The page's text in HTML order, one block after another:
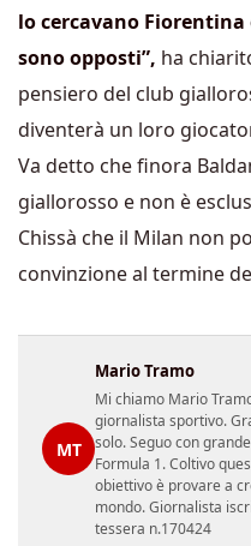
lo cercavano
sono opposti”, ha
pensiero del club
diventerà un loro
Va detto che finora
giallorosso e non è
Chissà che il Milan non
convinzione al termine
MT
Mario Tramo
Mi chiamo Mario
giornalista sportivo.
solo. Seguo con
Formula 1. Coltivo
obiettivo è provare a
mondo. Giornalista
tessera n.170424